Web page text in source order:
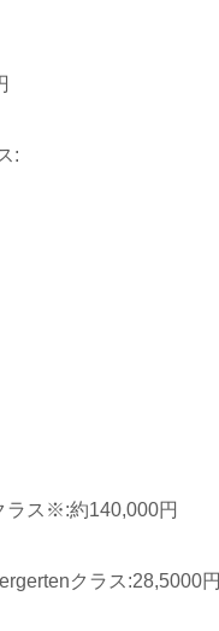
:
ラス※:約140,000円
クラス:28,5000円